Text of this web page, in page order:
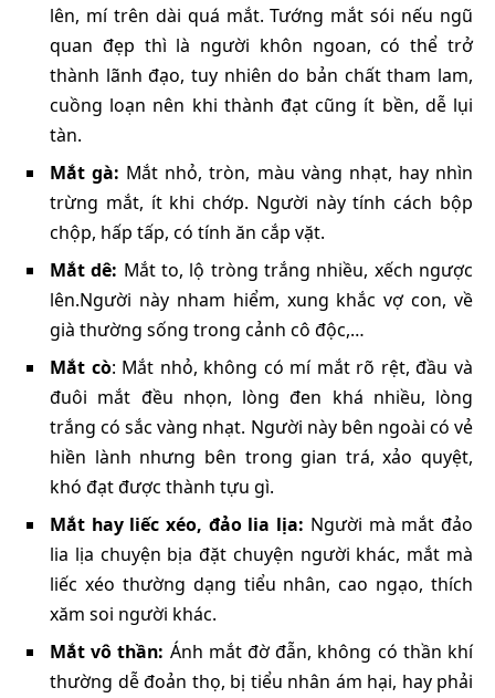
lên, mí trên dài quá mắt. Tướng mắt sói nếu ngũ
quan đẹp thì là người khôn ngoan, có thể trở
thành lãnh đạo, tuy nhiên do bản chất tham lam,
cuồng loạn nên khi thành đạt cũng ít bền, dễ lụi
tàn.
Mắt gà: Mắt nhỏ, tròn, màu vàng nhạt, hay nhìn
trừng mắt, ít khi chớp. Người này tính cách bộp
chộp, hấp tấp, có tính ăn cắp vặt.
Mắt dê: Mắt to, lộ tròng trắng nhiều, xếch ngược
lên.Người này nham hiểm, xung khắc vợ con, về
già thường sống trong cảnh cô độc,…
Mắt cò: Mắt nhỏ, không có mí mắt rõ rệt, đầu và
đuôi mắt đều nhọn, lòng đen khá nhiều, lòng
trắng có sắc vàng nhạt. Người này bên ngoài có vẻ
hiền lành nhưng bên trong gian trá, xảo quyệt,
khó đạt được thành tựu gì.
Mắt hay liếc xéo, đảo lia lịa: Người mà mắt đảo
lia lịa chuyện bịa đặt chuyện người khác, mắt mà
liếc xéo thường dạng tiểu nhân, cao ngạo, thích
xăm soi người khác.
Mắt vô thần: Ánh mắt đờ đẫn, không có thần khí
thường dễ đoản thọ, bị tiểu nhân ám hại, hay phải